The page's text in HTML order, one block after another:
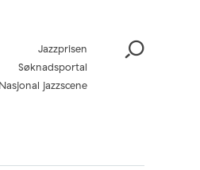
Jazzprisen
Søknadsportal
Nasjonal jazzscene